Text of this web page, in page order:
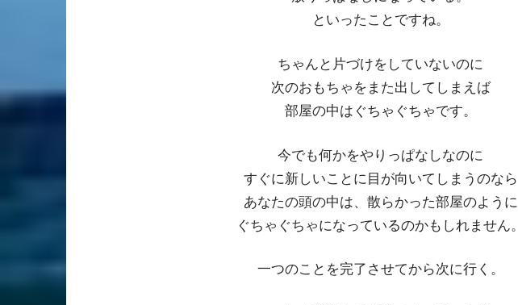
といったことですね。
ちゃんと片づけをしていないのに
次のおもちゃをまた出してしまえば
部屋の中はぐちゃぐちゃです。
今でも何かをやりっぱなしなのに
すぐに新しいことに目が向いてしまうのなら
あなたの頭の中は、散らかった部屋のように
ぐちゃぐちゃになっているのかもしれません。
一つのことを完了させてから次に行く。